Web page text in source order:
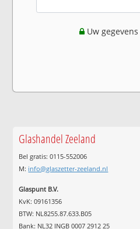
Uw
Glashandel Zeeland
Bel gratis: 0115-552006
M: info@glaszetter-zeeland.nl
Glaspunt B.V.
KvK: 09161356
BTW: NL8255.87.633.B05
Bank: NL32 INGB 0007 2912 25